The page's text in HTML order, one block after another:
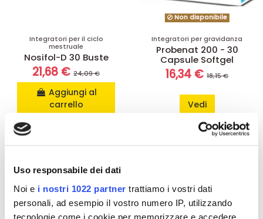
Uso responsabile dei dati
Noi e i nostri 1022 partner trattiamo i vostri dati
personali, ad esempio il vostro numero IP, utilizzando
tecnologie come i cookie per memorizzare e accedere
Integratori per il ciclo
mestruale
Nosifol-D 30 Buste
21,68 € 24,09 €
Aggiungi al
carrello
Non disponibile
Integratori per gravidanza
Probenat 200 - 30
Capsule Softgel
16,34 € 18,15 €
Vedi
-10% -10%